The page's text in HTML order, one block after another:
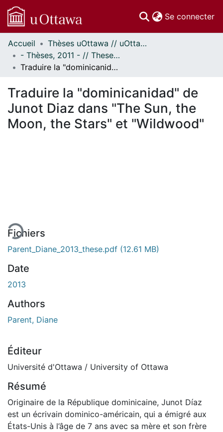
Se connecter
Communautés
et collections
Parcourir
À propos
Accueil
Thèses uOttawa // uOttawa Theses
- Thèses, 2011 - // Theses, 2011 -
Traduire la "dominicanidad" de Junot Diaz dans "The Sun, the Moon, the Stars" et "Wildwood"
Traduire la "dominicanidad" de
Junot Diaz dans "The Sun, the
Moon, the Stars" et "Wildwood"
Fichiers
Parent_Diane_2013_these.pdf (12.61 MB)
Date
2013
Authors
Parent, Diane
Éditeur
Université d'Ottawa / University of Ottawa
Résumé
Originaire de la République dominicaine, Junot Díaz
est un écrivain dominico-américain, qui a émigré aux
États-Unis à l’âge de 7 ans avec sa mère et son frère